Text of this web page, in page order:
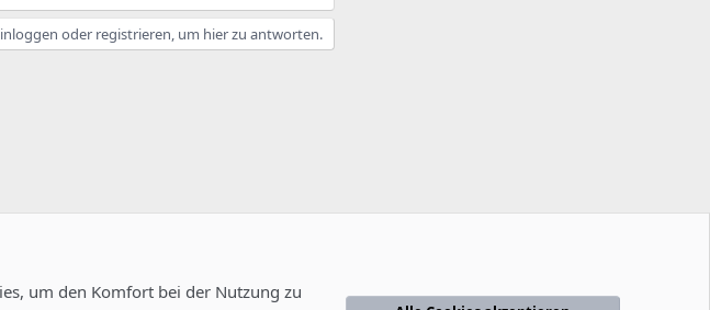
oder registrieren, um hier zu antworten.
um den Komfort bei der Nutzung zu